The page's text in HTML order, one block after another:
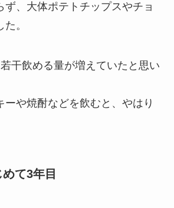
ず、大体ポテトチップスやチョ
。
干飲める量が増えていたと思い
ーや焼酎などを飲むと、やはり
て3年目